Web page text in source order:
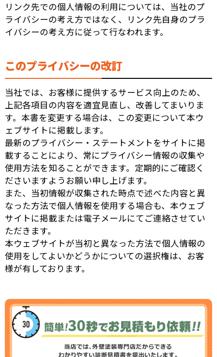
リンク先での個人情報の利用については、当社のプ
ライバシーの考え方ではなく、リンク先自身のプラ
イバシーの考え方に従って行なわれます。
このプライバシーの改訂
当社では、お客様に提供するサービス向上のため、
上記各項目の内容を適宜見直し、改善してまいりま
す。本書を変更する場合は、この変更について本ウ
ェブサイトに掲載します。
最新のプライバシー・ステートメントをサイトに掲
載することにより、常にプライバシー情報の収集や
使用方法を知ることができます。定期的にご確認く
ださいますようお願い申し上げます。
また、当初情報が収集された時点で述べた内容と異
なった方法で個人情報を使用する場合も、本ウェブ
サイトに掲載または電子メールにてご連絡させてい
ただきます。
本ウェブサイトが当初と異なった方法で個人情報の
使用をしてよいかどうかについての選択権は、お客
様が有しております。